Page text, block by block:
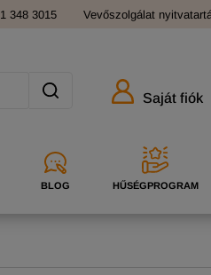
348 3015 Vevőszolgálat
Saját fiók
BLOG HŰSÉGPROGRAM